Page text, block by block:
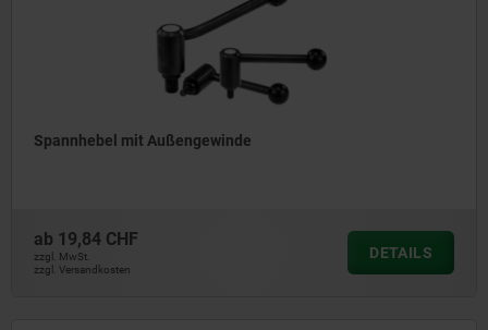
Spannhebel mit Außengewinde
ab 19,84 CHF
zzgl. MwSt.
zzgl. Versandkosten
DETAILS